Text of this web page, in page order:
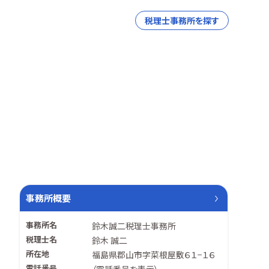
税理士事務所を探す
事務所概要
事務所名 鈴木誠二税理士事務所
税理士名 鈴木 誠二
所在地 福島県郡山市字菜根屋敷６１−１６